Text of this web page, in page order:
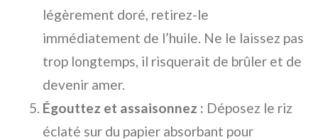
légèrement doré, retirez-le
immédiatement de l’huile. Ne le laissez pas
trop longtemps, il risquerait de brûler et de
devenir amer.
Égouttez et assaisonnez : Déposez le riz
éclaté sur du papier absorbant pour